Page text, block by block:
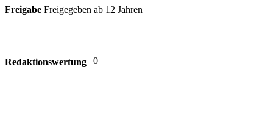
Freigabe Freigegeben ab 12 Jahren
Redaktionswertung 0